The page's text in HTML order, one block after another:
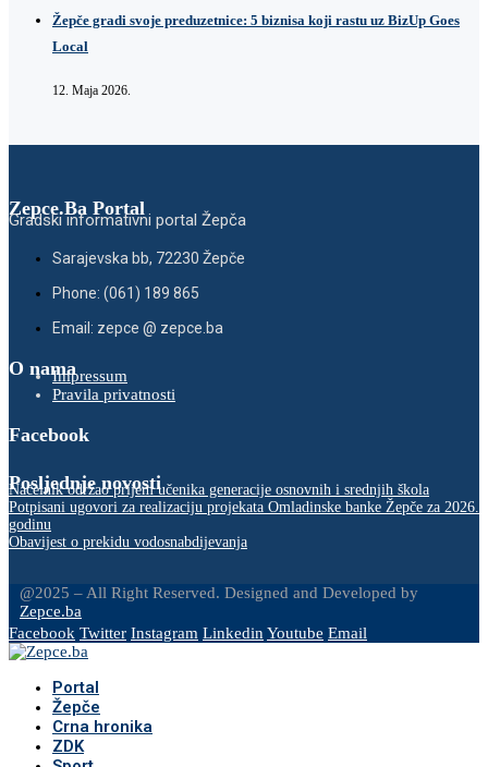
Žepče gradi svoje preduzetnice: 5 biznisa koji rastu uz BizUp Goes
Local
12. Maja 2026.
Zepce.Ba Portal
Gradski informativni portal Žepča
Sarajevska bb, 72230 Žepče
Phone: (061) 189 865
Email: zepce @ zepce.ba
O namaImpressum
Pravila privatnosti
Facebook
Posljednje novosti
Načelnik održao prijem učenika generacije osnovnih i srednjih škola
Potpisani ugovori za realizaciju projekata Omladinske banke Žepče za 2026.
godinu
Obavijest o prekidu vodosnabdijevanja
@2025 – All Right Reserved. Designed and Developed by
Zepce.ba
Facebook Twitter Instagram Linkedin Youtube Email
Portal
Žepče
Crna hronika
ZDK